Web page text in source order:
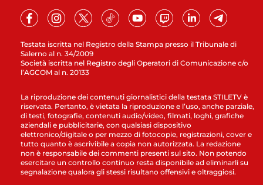
Testata iscritta nel Registro della Stampa presso il Tribunale di
Salerno al n. 34/2009
Società iscritta nel Registro degli Operatori di Comunicazione c/o
l’AGCOM al n. 20133
La riproduzione dei contenuti giornalistici della testata STILETV è
riservata. Pertanto, è vietata la riproduzione e l’uso, anche parziale,
di testi, fotografie, contenuti audio/video, filmati, loghi, grafiche
aziendali e pubblicitarie, con qualsiasi dispositivo
elettronico/digitale o per mezzo di fotocopie, registrazioni, cover e
tutto quanto è ascrivibile a copia non autorizzata. La redazione
non è responsabile dei commenti presenti sul sito. Non potendo
esercitare un controllo continuo resta disponibile ad eliminarli su
segnalazione qualora gli stessi risultano offensivi e oltraggiosi.